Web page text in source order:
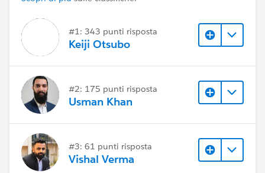
#1: 343 punti risposta
Keiji Otsubo
#2: 175 punti risposta
Usman Khan
#3: 61 punti risposta
Vishal Verma